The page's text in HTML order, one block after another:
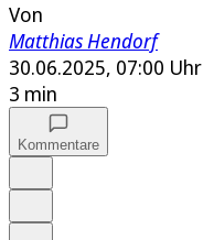
Von
Matthias Hendorf
30.06.2025, 07:00 Uhr
3 min
Kommentare